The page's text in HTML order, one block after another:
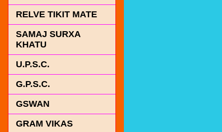
RELVE TIKIT MATE
SAMAJ SURXA
KHATU
U.P.S.C.
G.P.S.C.
GSWAN
GRAM VIKAS